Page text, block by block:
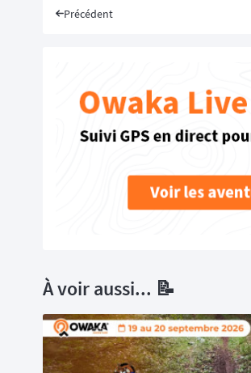
Précédent
À voir aussi... 📝